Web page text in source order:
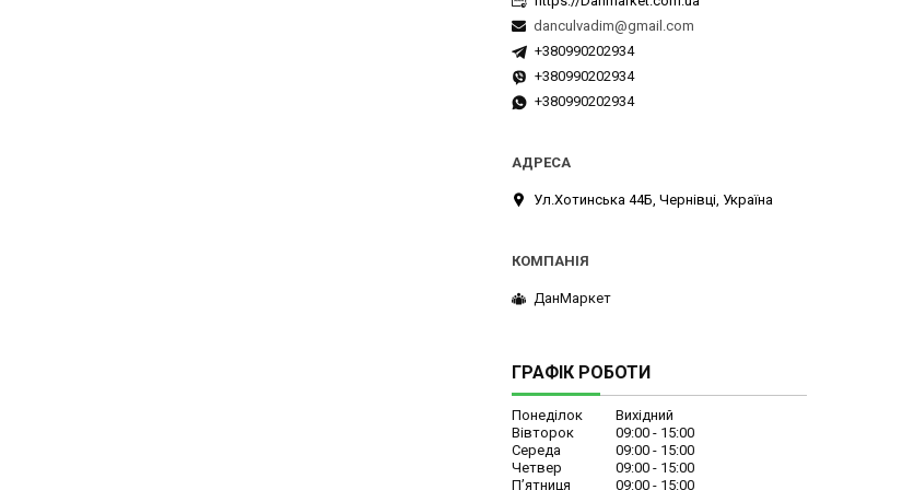
danculvadim@gmail.com
+380990202934
+380990202934
+380990202934
Ул.Хотинська 44Б, Чернівці, Україна
ДанМаркет
ГРАФІК РОБОТИ
Понеділок
Вихідний
Вівторок
09:00
15:00
Середа
09:00
15:00
Четвер
09:00
15:00
Пʼятниця
09:00 15:00